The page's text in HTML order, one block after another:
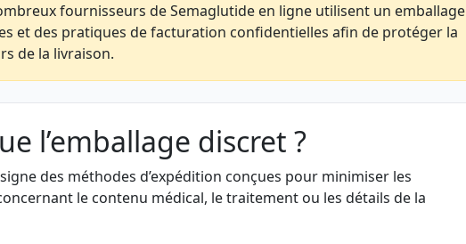
fournisseurs de Semaglutide en ligne utilisent un emballage
et des pratiques de facturation confidentielles afin de protéger la
de la livraison.
l’emballage discret ?
des méthodes d’expédition conçues pour minimiser les
le contenu médical, le traitement ou les détails de la